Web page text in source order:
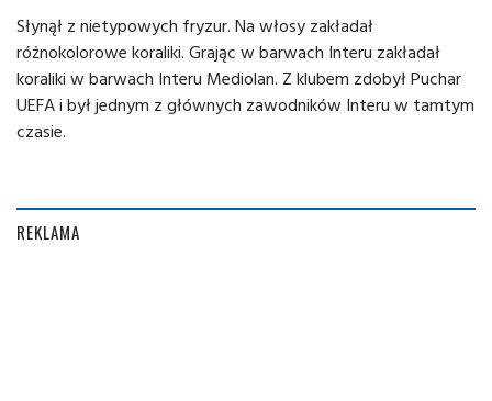
Słynął z nietypowych fryzur. Na włosy zakładał
różnokolorowe koraliki. Grając w barwach Interu zakładał
koraliki w barwach Interu Mediolan. Z klubem zdobył Puchar
UEFA i był jednym z głównych zawodników Interu w tamtym
czasie.
REKLAMA